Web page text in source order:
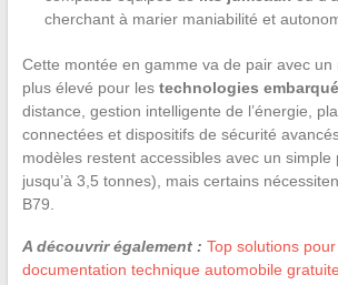
cherchant à marier maniabilité et
Cette montée en gamme va de pair avec un
plus élevé pour les technologies
distance, gestion intelligente de l’énergie,
connectées et dispositifs de sécurité
modèles restent accessibles avec un simple
jusqu’à 3,5 tonnes), mais certains
B79.
A découvrir également : Top solutions
documentation technique automobile